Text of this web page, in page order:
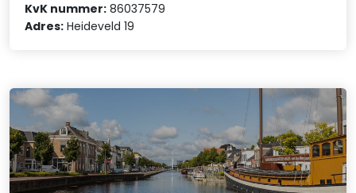
KvK nummer: 86037579
Adres: Heideveld 19